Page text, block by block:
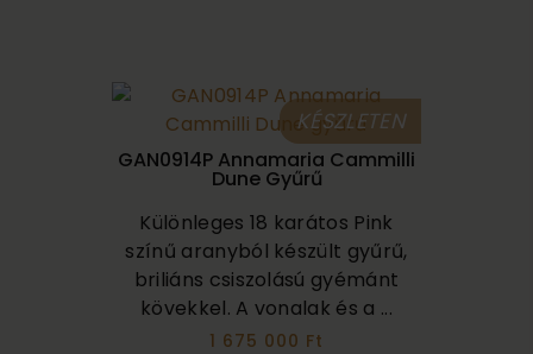
KÉSZLETEN
GAN0914P Annamaria Cammilli
Dune Gyűrű
Különleges 18 karátos Pink
színű aranyból készült gyűrű,
briliáns csiszolású gyémánt
kövekkel. A vonalak és a ...
1 675 000 Ft